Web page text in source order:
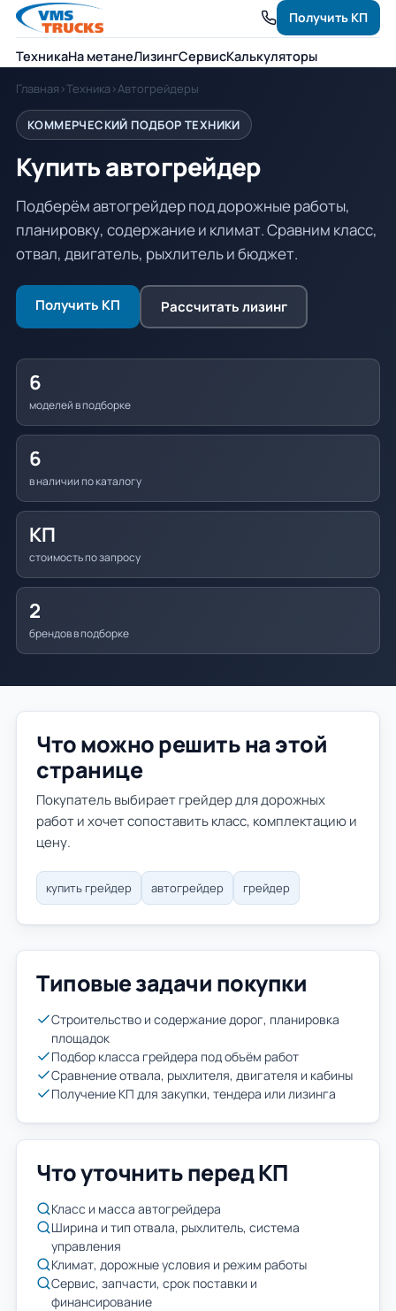
ТехникаНа метанеЛизингСервисКалькуляторы
Получить КП
Главная ›Техника›Автогрейдеры
КОММЕРЧЕСКИЙ ПОДБОР ТЕХНИКИ
Купить автогрейдер
Подберём автогрейдер под дорожные работы,
планировку, содержание и климат. Сравним класс,
отвал, двигатель, рыхлитель и бюджет.
Получить КП Рассчитать лизинг
6
моделей в подборке
6
в наличии по каталогу
КП
стоимость по запросу
2
брендов в подборке
Что можно решить на этой
странице
Покупатель выбирает грейдер для дорожных
работ и хочет сопоставить класс, комплектацию и
цену.
купить грейдер автогрейдер грейдер
Типовые задачи покупки
Строительство и содержание дорог, планировка
площадок
Подбор класса грейдера под объём работ
Сравнение отвала, рыхлителя, двигателя и кабины
Получение КП для закупки, тендера или лизинга
Что уточнить перед КП
Класс и масса автогрейдера
Ширина и тип отвала, рыхлитель, система
управления
Климат, дорожные условия и режим работы
Сервис, запчасти, срок поставки и
финансирование